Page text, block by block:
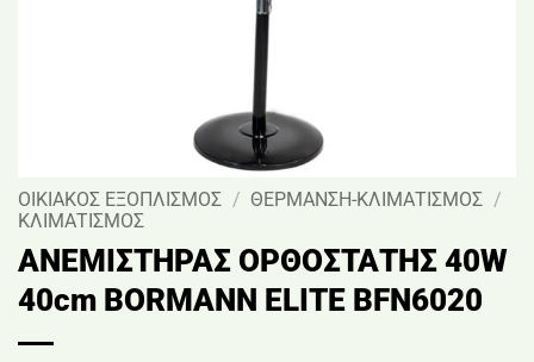
ΟΙΚΙΑΚΟΣ ΕΞΟΠΛΙΣΜΟΣ / ΘΕΡΜΑΝΣΗ-ΚΛΙΜΑΤΙΣΜΟΣ /
ΚΛΙΜΑΤΙΣΜΟΣ
ΑΝΕΜΙΣΤΗΡΑΣ ΟΡΘΟΣΤΑΤΗΣ 40W
40cm BORMANN ELITE BFN6020